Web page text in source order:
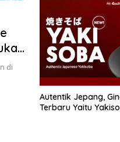
di
Autentik Jepang,
Terbaru Yaitu